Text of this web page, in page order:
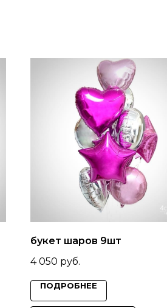
букет шаров 9шт
4 050 руб.
ПОДРОБНЕЕ